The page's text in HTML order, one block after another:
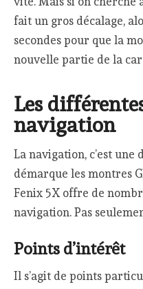
fait un gros décalage,
secondes pour que la
nouvelle partie de la
Les
navigation
La navigation, c’est
démarque les montres
Fenix 5X offre de
navigation. Pas
Points d’intérêt
Il s’agit de points